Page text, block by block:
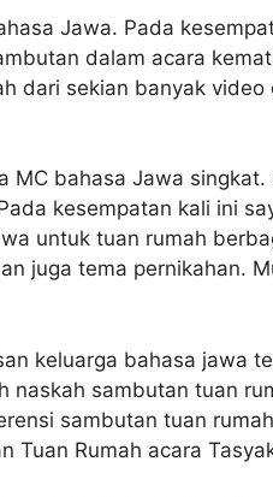
Jawa. Pada
dalam acara
dari sekian banyak
MC bahasa Jawa
kesempatan kali ini
untuk tuan rumah
juga tema pernikahan.
keluarga bahasa jawa
naskah sambutan tuan
sambutan tuan
Tuan Rumah acara